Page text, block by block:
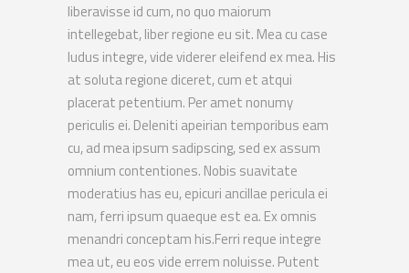
liberavisse id cum, no quo maiorum
intellegebat, liber regione eu sit. Mea cu case
ludus integre, vide viderer eleifend ex mea. His
at soluta regione diceret, cum et atqui
placerat petentium. Per amet nonumy
periculis ei. Deleniti apeirian temporibus eam
cu, ad mea ipsum sadipscing, sed ex assum
omnium contentiones. Nobis suavitate
moderatius has eu, epicuri ancillae pericula ei
nam, ferri ipsum quaeque est ea. Ex omnis
menandri conceptam his.Ferri reque integre
mea ut, eu eos vide errem noluisse. Putent